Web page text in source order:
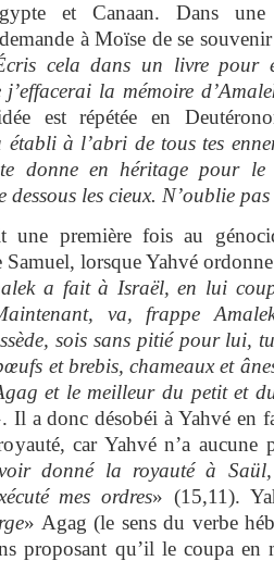
et Canaan. Dans une
à Moïse de se
cela dans un livre pour
la mémoire
est répétée en
à l’abri de tous tes
donne en héritage pour le
dessous les cieux. N’oublie
une première fois au
lorsque Yahvé
a fait à Israël, en lui
va, frappe
sois sans pitié pour lui,
et brebis, chameaux et
et le meilleur du petit et
Il a donc désobéi à Yahvé en
car Yahvé n’a aucune
donné la royauté à
mes ordres» (15,11).
» Agag (le sens du verbe
proposant qu’il le coupa en